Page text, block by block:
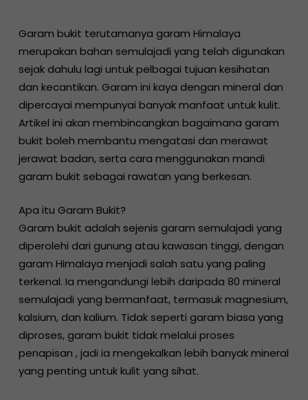
Garam bukit terutamanya garam Himalaya
merupakan bahan semulajadi yang telah digunakan
sejak dahulu lagi untuk pelbagai tujuan kesihatan
dan kecantikan. Garam ini kaya dengan mineral dan
dipercayai mempunyai banyak manfaat untuk kulit.
Artikel ini akan membincangkan bagaimana garam
bukit boleh membantu mengatasi dan merawat
jerawat badan, serta cara menggunakan mandi
garam bukit sebagai rawatan yang berkesan.
Apa itu Garam Bukit?
Garam bukit adalah sejenis garam semulajadi yang
diperolehi dari gunung atau kawasan tinggi, dengan
garam Himalaya menjadi salah satu yang paling
terkenal. Ia mengandungi lebih daripada 80 mineral
semulajadi yang bermanfaat, termasuk magnesium,
kalsium, dan kalium. Tidak seperti garam biasa yang
diproses, garam bukit tidak melalui proses
penapisan , jadi ia mengekalkan lebih banyak mineral
yang penting untuk kulit yang sihat.